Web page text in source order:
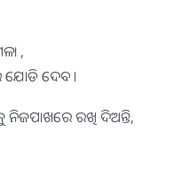
,
ଯୋଡି ଦେବ ।
ନିଜପାଖରେ ରଖି ଦିଅନ୍ତି,